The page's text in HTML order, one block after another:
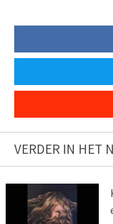
VERDER IN HET